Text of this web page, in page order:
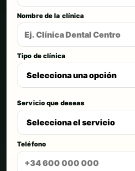
Nombre de la clínica
Tipo de clínica
Servicio que deseas
Teléfono